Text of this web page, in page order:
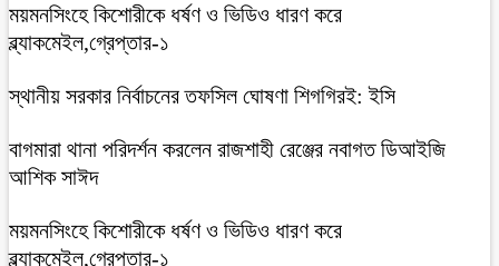
ময়মনসিংহে কিশোরীকে ধর্ষণ ও ভিডিও ধারণ করে
ব্ল্যাকমেইল,গ্রেপ্তার-১
স্থানীয় সরকার নির্বাচনের তফসিল ঘোষণা শিগগিরই: ইসি
বাগমারা থানা পরিদর্শন করলেন রাজশাহী রেঞ্জের নবাগত ডিআইজি
আশিক সাঈদ
ময়মনসিংহে কিশোরীকে ধর্ষণ ও ভিডিও ধারণ করে
ব্ল্যাকমেইল,গ্রেপ্তার-১